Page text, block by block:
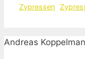
Zypressen
Andreas